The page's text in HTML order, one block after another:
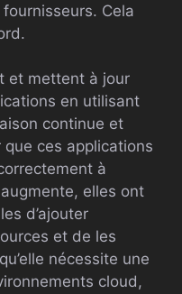
Cela
et mettent à jour
en utilisant
continue et
que ces applications
à
elles ont
d’ajouter
et de les
nécessite une
cloud,